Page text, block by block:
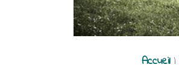
Accueil|